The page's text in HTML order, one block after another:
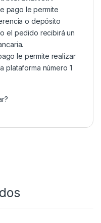
pago le permite
o depósito
el pedido recibirá un
le permite realizar
plataforma número 1